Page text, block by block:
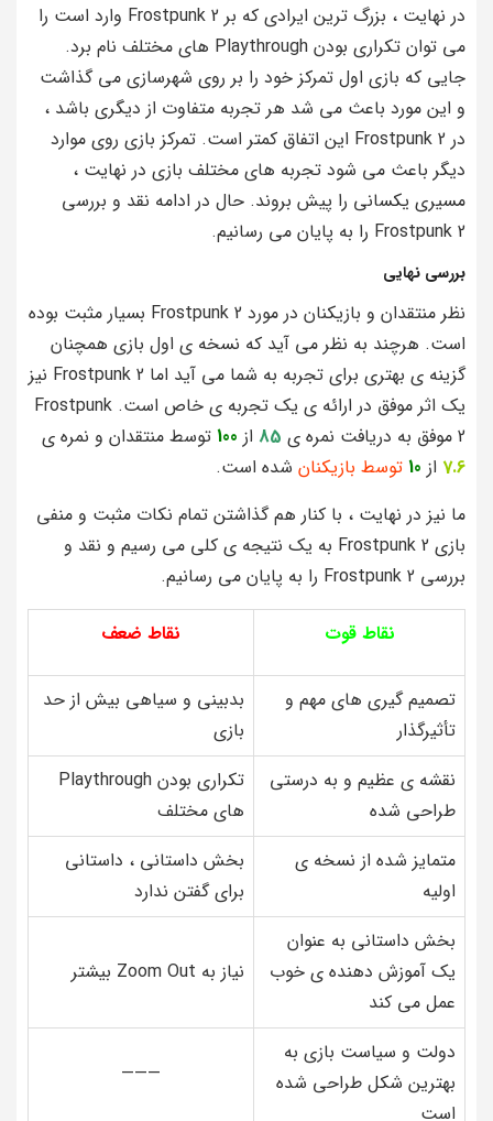
در نهایت ، بزرگ ترین ایرادی که بر Frostpunk 2 وارد است را
می توان تکراری بودن Playthrough های مختلف نام برد.
جایی که بازی اول تمرکز خود را بر روی شهرسازی می گذاشت
و این مورد باعث می شد هر تجربه متفاوت از دیگری باشد ،
در Frostpunk 2 این اتفاق کمتر است. تمرکز بازی روی موارد
دیگر باعث می شود تجربه های مختلف بازی در نهایت ،
مسیری یکسانی را پیش بروند. حال در ادامه نقد و بررسی
Frostpunk 2 را به پایان می رسانیم.
بررسی نهایی
نظر منتقدان و بازیکنان در مورد Frostpunk 2 بسیار مثبت بوده
است. هرچند به نظر می آید که نسخه ی اول بازی همچنان
گزینه ی بهتری برای تجربه به شما می آید اما Frostpunk 2 نیز
یک اثر موفق در ارائه ی یک تجربه ی خاص است. Frostpunk
2 موفق به دریافت نمره ی
85 از 100 توسط منتقدان و نمره ی
7.6 از 10 توسط بازیکنان شده است.
ما نیز در نهایت ، با کنار هم گذاشتن تمام نکات مثبت و منفی
بازی Frostpunk 2 به یک نتیجه ی کلی می رسیم و نقد و
بررسی Frostpunk 2 را به پایان می رسانیم.
نقاط قوت نقاط ضعف
تصمیم گیری های مهم و
تأثیرگذار
بدبینی و سیاهی بیش از حد
بازی
نقشه ی عظیم و به درستی
طراحی شده
تکراری بودن Playthrough
های مختلف
متمایز شده از نسخه ی
اولیه
بخش داستانی ، داستانی
برای گفتن ندارد
بخش داستانی به عنوان
یک آموزش دهنده ی خوب
عمل می کند
نیاز به Zoom Out بیشتر
دولت و سیاست بازی به
بهترین شکل طراحی شده
است
———